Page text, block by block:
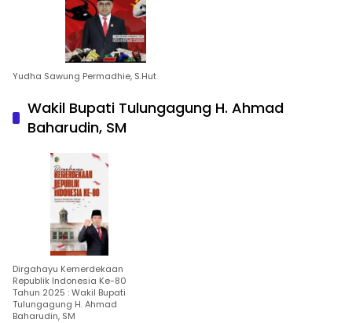
Yudha Sawung Permadhie, S.Hut
Wakil Bupati Tulungagung H. Ahmad
Baharudin, SM
Dirgahayu Kemerdekaan
Republik Indonesia Ke-80
Tahun 2025 : Wakil Bupati
Tulungagung H. Ahmad
Baharudin, SM